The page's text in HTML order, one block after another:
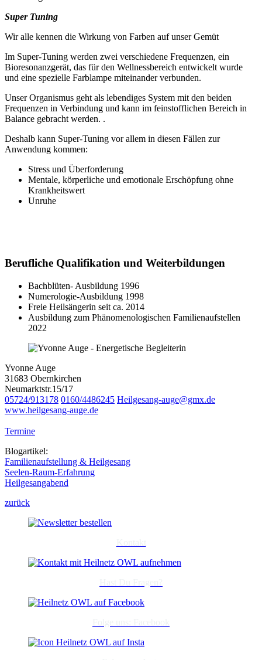
Super Tuning
Wir alle kennen die Wirkung von Farben auf unser Gemüt
Im Super-Tuning werden zwei verschiedene Frequenzen, ein
Bioresonanzgerät, das für den Wellnessbereich entwickelt wurde
und eine spezielle Farblampe miteinander verbunden.
Unser Organismus geht als lebendiges System mit den beiden
Frequenzen in Verbindung und kann im feinstofflichen Bereich in
Balance gebracht werden. .
Deshalb kann Super-Tuning vor allem in diesen Fällen zur
Anwendung kommen:
Stress und Überforderung
Mentale, körperliche und emotionale Erschöpfung ohne
Krankheitswert
Unruhe
Berufliche Qualifikation und Weiterbildungen
Bachblüten- Ausbildung 1996
Numerologie-Ausbildung 1998
Freie Heilsängerin seit ca. 2014
Ausbildung zum Phänomenologischen Familienaufstellen
2022
Yvonne Auge
31683 Obernkirchen
Neumarktstr.15/17
05724/913178 0160/4486245 Heilgesang-auge@gmx.de
www.heilgesang-auge.de
Termine
Blogartikel:
Familienaufstellung & Heilgesang
Seelen-Raum-Erfahrung
Heilgesangabend
zurück